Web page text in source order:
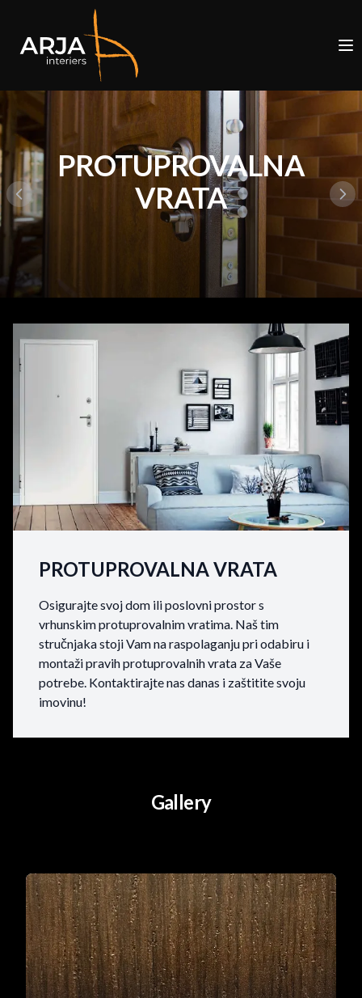
PROTUPROVALNA
VRATA
PROTUPROVALNA VRATA
Osigurajte svoj dom ili poslovni prostor s
vrhunskim protuprovalnim vratima. Naš tim
stručnjaka stoji Vam na raspolaganju pri odabiru i
montaži pravih protuprovalnih vrata za Vaše
potrebe. Kontaktirajte nas danas i zaštitite svoju
imovinu!
Gallery